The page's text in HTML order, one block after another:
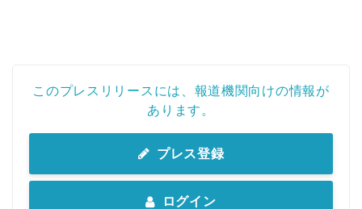
このプレスリリースには、報道機関向けの情報が
あります。
プレス登録
ログイン